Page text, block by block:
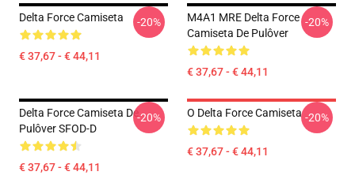
Delta Force Camiseta
€ 37,67 - € 44,11
-20%
M4A1 MRE Delta Force
Camiseta De Pulôver
€ 37,67 - € 44,11
-20%
Delta Force Camiseta De
Pulôver SFOD-D
€ 37,67 - € 44,11
-20% O Delta Force Camiseta
€ 37,67 - € 44,11
-20%